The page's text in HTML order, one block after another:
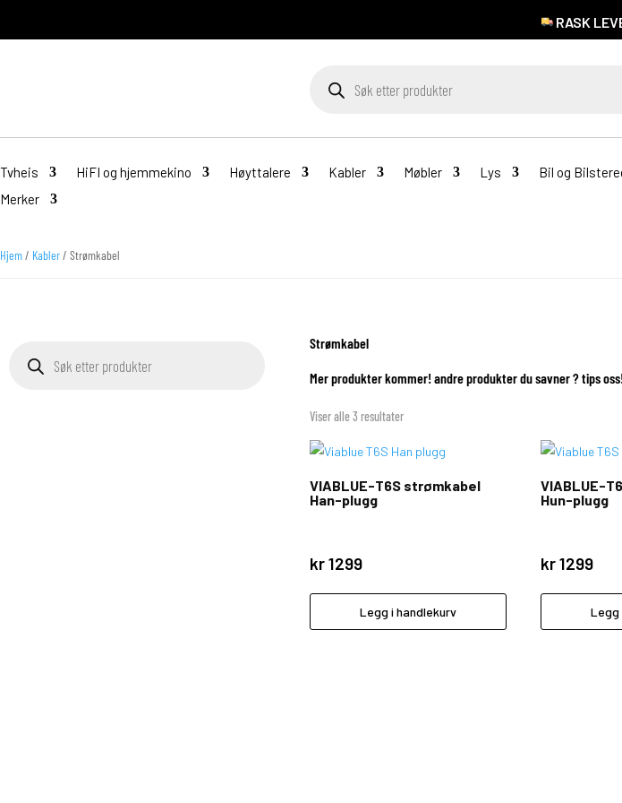
RASK
search
Tvheis HiFI og hjemmekino Høyttalere Kabler Møbler Lys Bil og
Merker
Hjem/ Kabler/ Strømkabel
search
Strømkabel
Mer produkter kommer! andre produkter du savner ? tips
Viser alle 3 resultater
VIABLUE-T6S strømkabel
Han-plugg
kr1299
Legg i handlekurv
VIABLUE-
Hun-plugg
kr1299
Legg